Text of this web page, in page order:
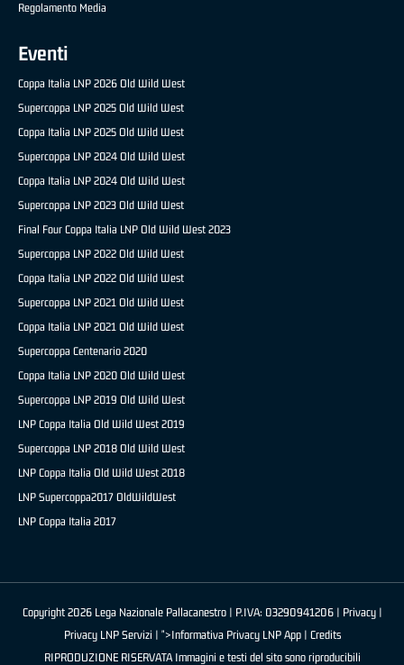
Regolamento Media
Eventi
Coppa Italia LNP 2026 Old Wild West
Supercoppa LNP 2025 Old Wild West
Coppa Italia LNP 2025 Old Wild West
Supercoppa LNP 2024 Old Wild West
Coppa Italia LNP 2024 Old Wild West
Supercoppa LNP 2023 Old Wild West
Final Four Coppa Italia LNP Old Wild West 2023
Supercoppa LNP 2022 Old Wild West
Coppa Italia LNP 2022 Old Wild West
Supercoppa LNP 2021 Old Wild West
Coppa Italia LNP 2021 Old Wild West
Supercoppa Centenario 2020
Coppa Italia LNP 2020 Old Wild West
Supercoppa LNP 2019 Old Wild West
LNP Coppa Italia Old Wild West 2019
Supercoppa LNP 2018 Old Wild West
LNP Coppa Italia Old Wild West 2018
LNP Supercoppa2017 OldWildWest
LNP Coppa Italia 2017
Copyright 2026 Lega Nazionale Pallacanestro | P.IVA: 03290941206 | Privacy|
Privacy LNP Servizi | ">Informativa Privacy LNP App | Credits
RIPRODUZIONE RISERVATA Immagini e testi del sito sono riproducibili